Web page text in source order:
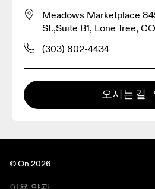
Meadows Marketplace
St.,Suite B1, Lone Tree,
(303) 802-4434
오시는 길
© On 2026